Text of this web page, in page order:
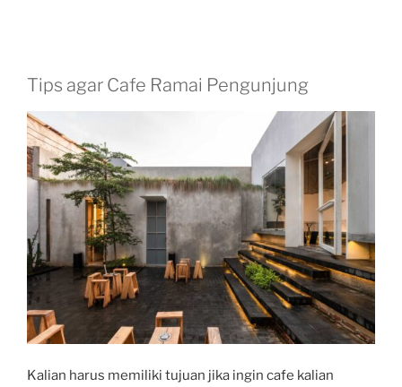
Tips agar Cafe Ramai Pengunjung
Kalian harus memiliki tujuan jika ingin cafe kalian